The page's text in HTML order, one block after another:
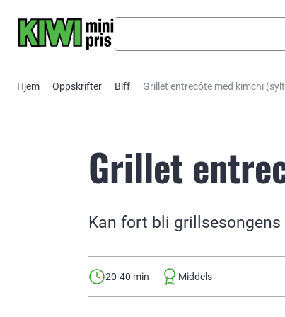
Hjem Oppskrifter Biff Grillet entrecôte med kimchi
Grillet
Kan fort bli
20-40 min Middels